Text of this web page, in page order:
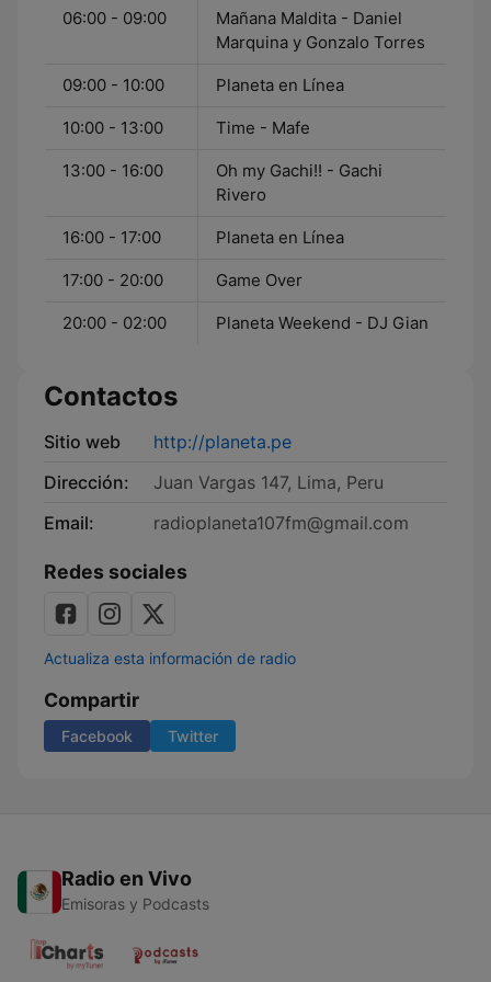
06:00 - 09:00
Mañana Maldita - Daniel
Marquina y Gonzalo Torres
09:00 - 10:00 Planeta en Línea
10:00 - 13:00 Time - Mafe
13:00 - 16:00
Oh my Gachi!! - Gachi
Rivero
16:00 - 17:00 Planeta en Línea
17:00 - 20:00 Game Over
20:00 - 02:00 Planeta Weekend - DJ Gian
Contactos
Sitio web
http://planeta.pe
Dirección:
Juan Vargas 147, Lima, Peru
Email:
radioplaneta107fm@gmail.com
Redes sociales
Actualiza esta información de radio
Compartir
Facebook Twitter
Radio en Vivo
Emisoras y Podcasts